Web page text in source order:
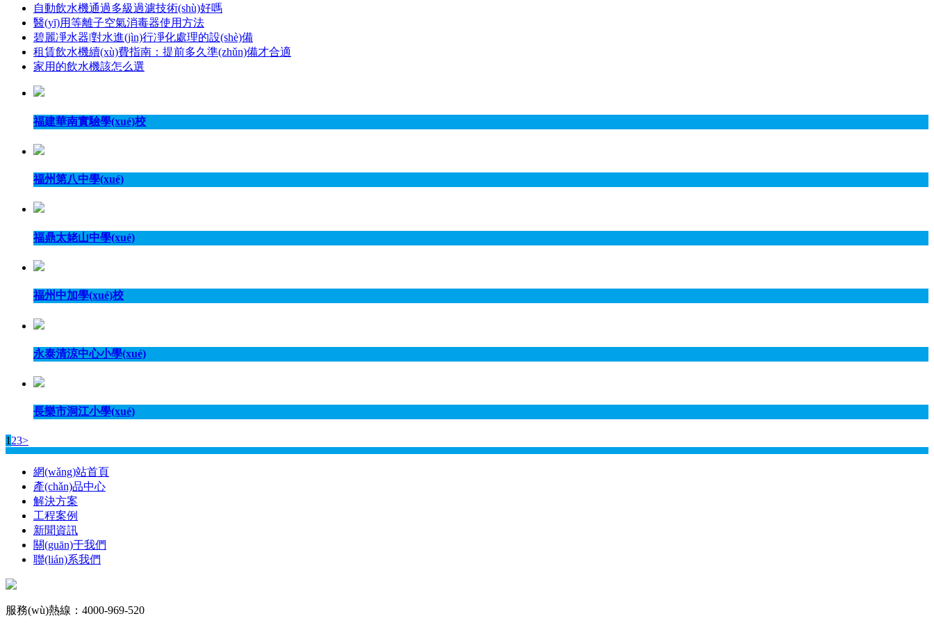
自動飲水機通過多級過濾技術(shù)好嗎
醫(yī)用等離子空氣消毒器使用方法
碧麗凈水器|對水進(jìn)行凈化處理的設(shè)備
租賃飲水機續(xù)費指南：提前多久準(zhǔn)備才合適
家用的飲水機該怎么選
福建華南實驗學(xué)校
福州第八中學(xué)
福鼎太姥山中學(xué)
福州中加學(xué)校
永泰清涼中心小學(xué)
長樂市洞江小學(xué)
1 23>
網(wǎng)站首頁
產(chǎn)品中心
解決方案
工程案例
新聞資訊
關(guān)于我們
聯(lián)系我們
服務(wù)熱線：4000-969-520